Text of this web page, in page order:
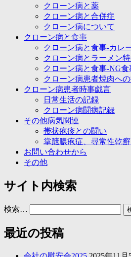
クローン病と薬
クローン病と合併症
クローン病について
クローン病と食事
クローン病と食事-カレ
クローン病とラーメン
クローン病と食事-NG
クローン病患者焼肉へ
クローン病患者時事戯言
日常生活の記録
クローン病闘病記録
その他病気関連
帯状疱疹との闘い
掌蹠膿疱症、尋常性乾
お問い合わせから
その他
サイト内検索
検索…
最近の投稿